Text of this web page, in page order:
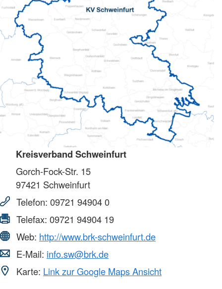
Kreisverband Schweinfurt
Gorch-Fock-Str. 15
97421 Schweinfurt
Telefon: 09721 94904 0
Telefax: 09721 94904 19
Web: http://www.brk-schweinfurt.de
E-Mail: info.sw@brk.de
Karte: Link zur Google Maps Ansicht